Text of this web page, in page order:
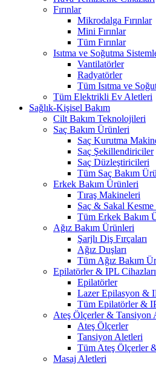
Fırınlar
Mikrodalga Fırınlar
Mini Fırınlar
Tüm Fırınlar
Isıtma ve Soğutma
Vantilatörler
Radyatörler
Tüm Isıtma ve
Tüm Elektrikli Ev Aletleri
Sağlık-Kişisel Bakım
Cilt Bakım Teknolojileri
Saç Bakım Ürünleri
Saç Kurutma
Saç Şekillendiriciler
Saç Düzleştiricileri
Tüm Saç Bakım
Erkek Bakım Ürünleri
Tıraş Makineleri
Saç & Sakal
Tüm Erkek Bakım
Ağız Bakım Ürünleri
Şarjlı Diş Fırçaları
Ağız Duşları
Tüm Ağız Bakım
Epilatörler & IPL Cihazları
Epilatörler
Lazer Epilasyon &
Tüm Epilatörler &
Ateş Ölçerler & Tansiyon
Ateş Ölçerler
Tansiyon Aletleri
Tüm Ateş Ölçerler
Masaj Aletleri